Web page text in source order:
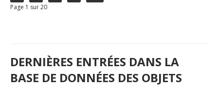
Page 1 sur 20
DERNIÈRES ENTRÉES DANS LA
BASE DE DONNÉES DES OBJETS